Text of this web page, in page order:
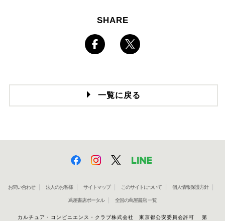
SHARE
一覧に戻る
お問い合わせ 法人のお客様 サイトマップ このサイトについて 個人情報保護方針
蔦屋書店ポータル 全国の蔦屋書店 一覧
カルチュア・コンビニエンス・クラブ株式会社 東京都公安委員会許可 第